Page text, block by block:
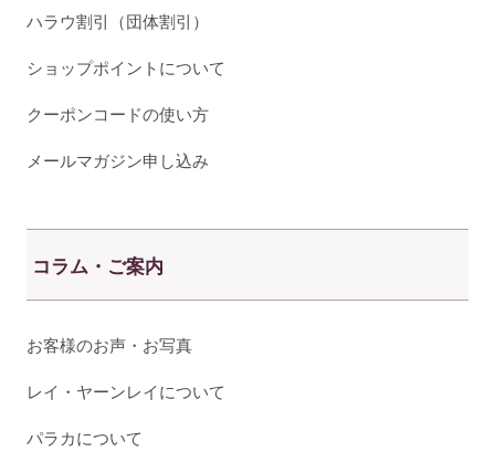
ハラウ割引（団体割引）
ショップポイントについて
クーポンコードの使い方
メールマガジン申し込み
コラム・ご案内
お客様のお声・お写真
レイ・ヤーンレイについて
パラカについて